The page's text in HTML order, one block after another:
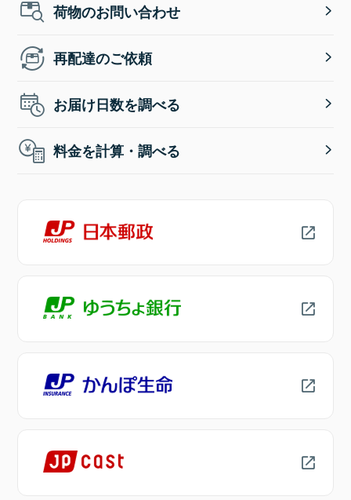
荷物のお問い合わせ
再配達のご依頼
お届け日数を調べる
料金を計算・調べる